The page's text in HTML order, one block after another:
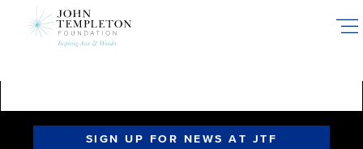
SIGN UP FOR NEWS AT JTF